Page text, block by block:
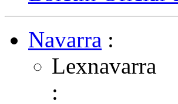
Navarra :
Lexnavarra
: